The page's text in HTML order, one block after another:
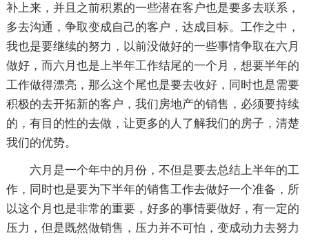
补上来，并且之前积累的一些潜在客户也是要多去联系，
多去沟通，争取变成自己的客户，达成目标。工作之中，
我也是要继续的努力，以前没做好的一些事情争取在六月
做好，而六月也是上半年工作结尾的一个月，想要半年的
工作做得漂亮，那么这个尾也是要去收好，同时也是需要
积极的去开拓新的客户，我们房地产的销售，必须要持续
的，有目的性的去做，让更多的人了解我们的房子，清楚
我们的优势。
六月是一个年中的月份，不但是要去总结上半年的工
作，同时也是要为下半年的销售工作去做好一个准备，所
以这个月也是非常的重要，好多的事情要做好，有一定的
压力，但是既然做销售，压力并不可怕，变成动力去努力